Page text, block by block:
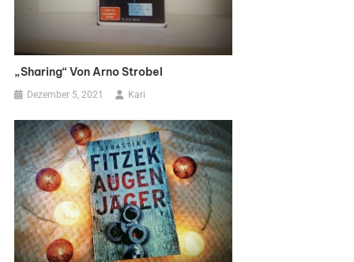
„Sharing“ Von Arno Strobel
Dezember 5, 2021 Kari